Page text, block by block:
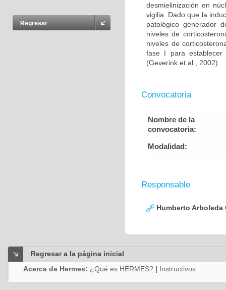
Regresar
desmielinización en
vigilia. Dado que la
patológico generador
niveles de
niveles de
fase I para establecer
(Geverink et al., 2002).
Convocatoria
Nombre de la
convocatoria:
Modalidad:
Responsable
Humberto Arboleda
Regresar a la página inicial
Acerca de Hermes: ¿Qué es HERMES? | Instructivos